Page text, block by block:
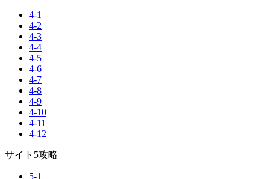
4-1
4-2
4-3
4-4
4-5
4-6
4-7
4-8
4-9
4-10
4-11
4-12
サイト5攻略
5-1